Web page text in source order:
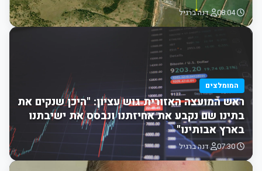
08:04 דנה ברגיל
המומלצים
ראש המועצה האזורית גוש עציון: "היכן שנקים את
בתינו שם נקבע את אחיזתנו ונבסס את ישיבתנו
בארץ אבותינו"
07:30 דנה ברגיל